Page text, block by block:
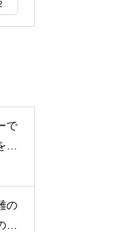
で
復
の
行